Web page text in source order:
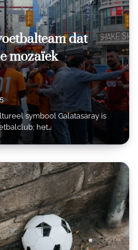
dat
mozaïek
symbool Galatasaray is
het…